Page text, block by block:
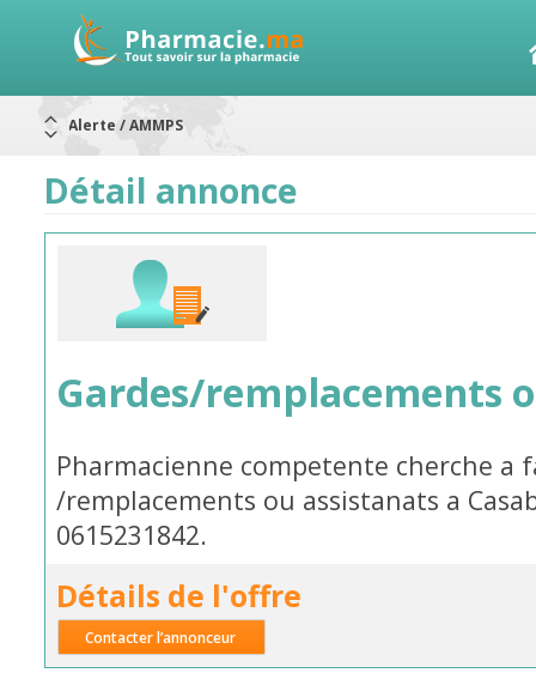
Aureomycine ophtalmique : Rappel de lots
RAPPELS DE LOTS
Rappel de lots : ANTITOXINE TÉTANIQUE 1500.
Rappel de lots : préparations lactées
Détail annonce
Gardes/remplacements
Pharmacienne competente cherche a
/remplacements ou assistanats a
0615231842.
Détails de l'offre
Contacter l’annonceur